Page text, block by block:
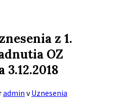
z 1.
OZ
admin vUznesenia